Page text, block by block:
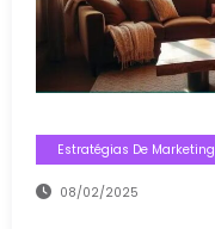
Estratégias De Marketing
08/02/2025